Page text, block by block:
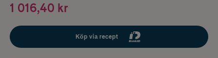
1 016,40 kr
Köp via recept